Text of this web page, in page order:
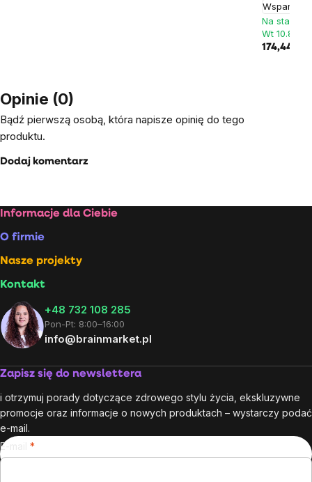
Wsparcie
Na stanie
Wt 10.8. u
174,44 zł
Opinie (0)
Bądź pierwszą osobą, która napisze opinię do tego
produktu.
Dodaj komentarz
Stopka
Informacje dla Ciebie
O firmie
Nasze projekty
Kontakt
+48 732 108 285
Pon-Pt: 8:00–16:00
info@brainmarket.pl
Zapisz się do newslettera
i otrzymuj porady dotyczące zdrowego stylu życia, ekskluzywne
promocje oraz informacje o nowych produktach – wystarczy podać
e-mail.
E-mail